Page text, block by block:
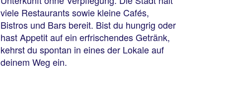
viele Restaurants sowie kleine Cafés,
Bistros und Bars bereit. Bist du hungrig oder
hast Appetit auf ein erfrischendes Getränk,
kehrst du spontan in eines der Lokale auf
deinem Weg ein.